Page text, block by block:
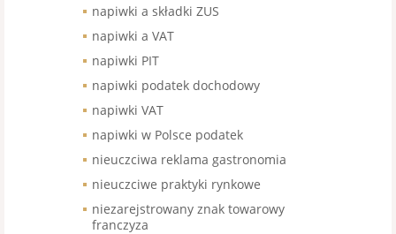
napiwki a składki ZUS
napiwki a VAT
napiwki PIT
napiwki podatek dochodowy
napiwki VAT
napiwki w Polsce podatek
nieuczciwa reklama gastronomia
nieuczciwe praktyki rynkowe
niezarejstrowany znak towarowy
franczyza